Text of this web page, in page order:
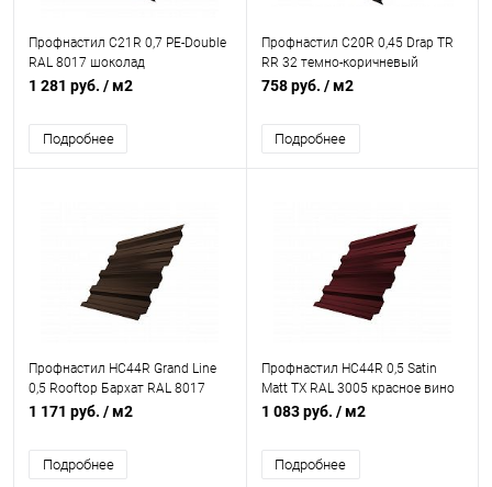
Профнастил С21R 0,7 PE-Double
RAL 8017 шоколад
1 281 руб. / м2
Подробнее
Профнастил С20R 0,45 Drap TR
RR 32 темно-коричневый
758 руб. / м2
Подробнее
Профнастил НС44R Grand Line
0,5 Rooftop Бархат RAL 8017
шоколад
1 171 руб. / м2
Подробнее
Профнастил НС44R 0,5 Satin
Matt TX RAL 3005 красное вино
1 083 руб. / м2
Подробнее